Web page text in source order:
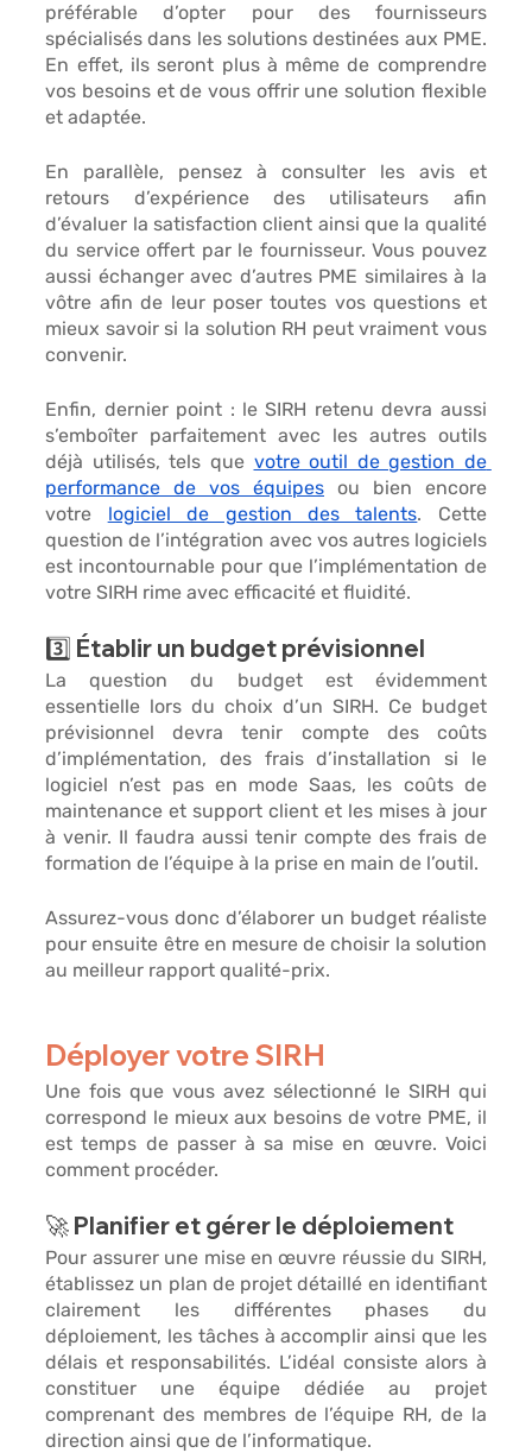
préférable d’opter pour des fournisseurs
spécialisés dans les solutions destinées aux PME.
En effet, ils seront plus à même de comprendre
vos besoins et de vous offrir une solution flexible
et adaptée.
En parallèle, pensez à consulter les avis et
retours d’expérience des utilisateurs afin
d’évaluer la satisfaction client ainsi que la qualité
du service offert par le fournisseur. Vous pouvez
aussi échanger avec d’autres PME similaires à la
vôtre afin de leur poser toutes vos questions et
mieux savoir si la solution RH peut vraiment vous
convenir.
Enfin, dernier point : le SIRH retenu devra aussi
s’emboîter parfaitement avec les autres outils
déjà utilisés, tels que votre outil de gestion de
performance de vos équipes ou bien encore
votre logiciel de gestion des talents. Cette
question de l’intégration avec vos autres logiciels
est incontournable pour que l’implémentation de
votre SIRH rime avec efficacité et fluidité.
3️⃣ Établir un budget prévisionnel
La question du budget est évidemment
essentielle lors du choix d’un SIRH. Ce budget
prévisionnel devra tenir compte des coûts
d’implémentation, des frais d’installation si le
logiciel n’est pas en mode Saas, les coûts de
maintenance et support client et les mises à jour
à venir. Il faudra aussi tenir compte des frais de
formation de l’équipe à la prise en main de l’outil.
Assurez-vous donc d’élaborer un budget réaliste
pour ensuite être en mesure de choisir la solution
au meilleur rapport qualité-prix.
Déployer votre SIRH
Une fois que vous avez sélectionné le SIRH qui
correspond le mieux aux besoins de votre PME, il
est temps de passer à sa mise en œuvre. Voici
comment procéder.
🚀 Planifier et gérer le déploiement
Pour assurer une mise en œuvre réussie du SIRH,
établissez un plan de projet détaillé en identifiant
clairement les différentes phases du
déploiement, les tâches à accomplir ainsi que les
délais et responsabilités. L’idéal consiste alors à
constituer une équipe dédiée au projet
comprenant des membres de l’équipe RH, de la
direction ainsi que de l’informatique.